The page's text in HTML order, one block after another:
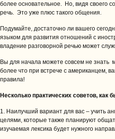
более основательное. Но, видя своего
речь. Это уже плюс такого общения.
Подумайте, достаточно ли вашего
языком для развития отношений с
владение разговорной речью может
Вы для начала можете совсем не знать
более что при встрече с американцем,
правила!
Несколько практических советов, как
1. Наилучший вариант для вас – учить
целями, которые также планируют
изучаемая лексика будет нужного